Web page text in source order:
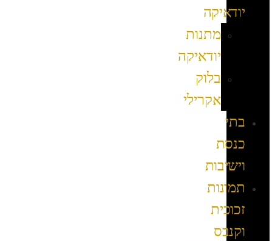
יודאיקה
מתנות
יודאיקה
בלוק
אקרילי
בתי
כנסת
וישיבות
תמונות
זכוכית
וקנבס